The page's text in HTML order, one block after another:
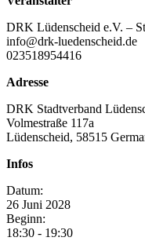
DRK Lüdenscheid e.V. –
info@drk-luedenscheid.de
023518954416
Adresse
DRK Stadtverband
Volmestraße 117a
Lüdenscheid, 58515
Infos
Datum:
26 Juni 2028
Beginn:
18:30 - 19:30